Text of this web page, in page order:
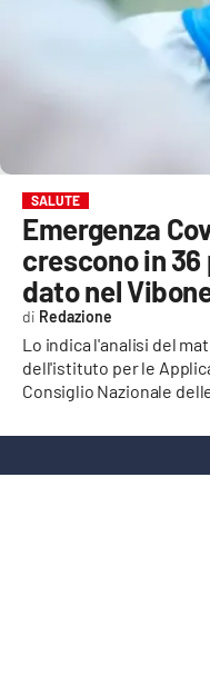
LAC TV
LAC NETWORK
LAC ONAIR
LaC
Network
LACPLAY.IT
SALUTE
Emergenza
crescono in 36
dato nel
Lo indica l'analisi del
dell'istituto per le
Consiglio Nazionale
Redazione